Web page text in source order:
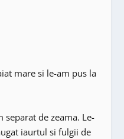
mare si le-am pus la
separat de zeama. Le-
iaurtul si fulgii de